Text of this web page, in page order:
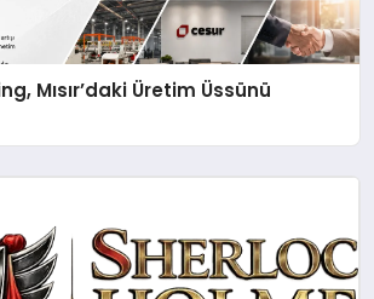
Mısır’daki Üretim Üssünü